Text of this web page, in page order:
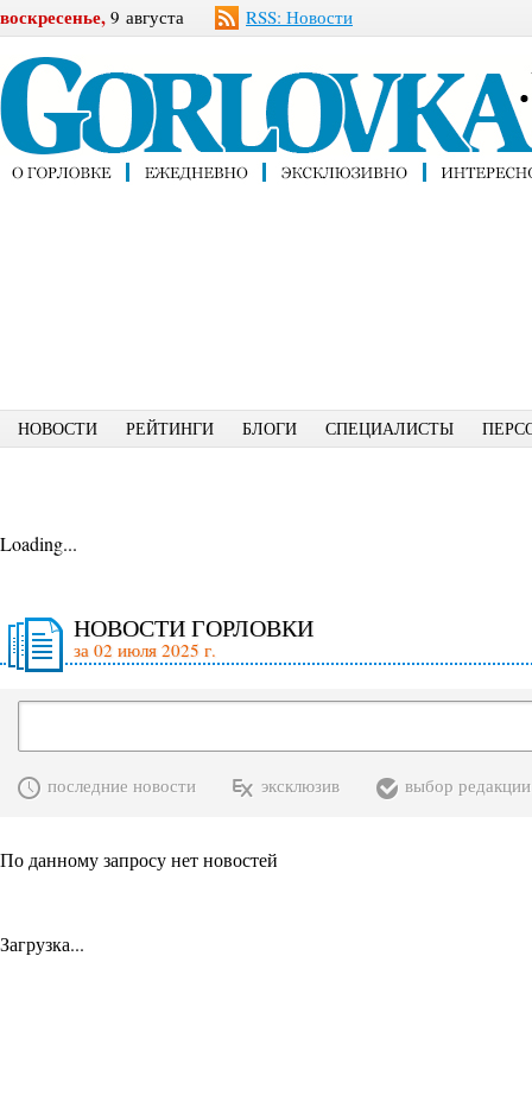
воскресенье, 9 августа RSS: Новости
НОВОСТИ РЕЙТИНГИ БЛОГИ СПЕЦИАЛИСТЫ
Loading...
НОВОСТИ ГОРЛОВКИ
за 02 июля 2025 г.
последние новости эксклюзив выбор редакции
По данному запросу нет новостей
Загрузка...